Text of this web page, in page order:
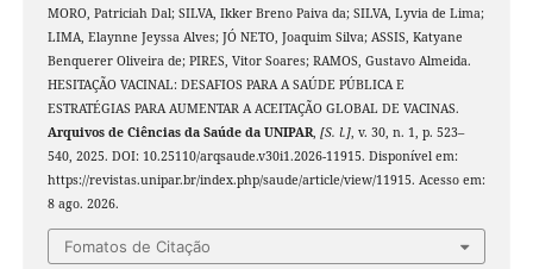
MORO, Patriciah Dal; SILVA, Ikker Breno Paiva da; SILVA, Lyvia de Lima;
LIMA, Elaynne Jeyssa Alves; JÓ NETO, Joaquim Silva; ASSIS, Katyane
Benquerer Oliveira de; PIRES, Vitor Soares; RAMOS, Gustavo Almeida.
HESITAÇÃO VACINAL: DESAFIOS PARA A SAÚDE PÚBLICA E
ESTRATÉGIAS PARA AUMENTAR A ACEITAÇÃO GLOBAL DE VACINAS.
Arquivos de Ciências da Saúde da UNIPAR, [S. l.], v. 30, n. 1, p. 523–
540, 2025. DOI: 10.25110/arqsaude.v30i1.2026-11915. Disponível em:
https://revistas.unipar.br/index.php/saude/article/view/11915. Acesso em:
8 ago. 2026.
Fomatos de Citação